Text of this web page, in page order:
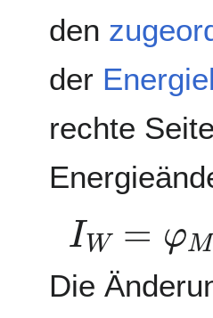
den
der
rechte
IW
Die